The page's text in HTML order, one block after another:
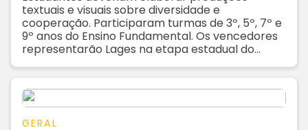
textuais e visuais sobre diversidade e
cooperação. Participaram turmas de 3º, 5º, 7º e
9º anos do Ensino Fundamental. Os vencedores
representarão Lages na etapa estadual do
GERAL